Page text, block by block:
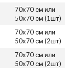
70x70 см или
50x70 см (1шт)
70x70 см или
50x70 см (2шт)
70x70 см или
50x70 см (2шт)